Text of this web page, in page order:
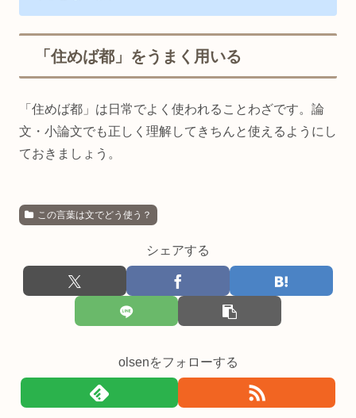
「住めば都」をうまく用いる
「住めば都」は日常でよく使われることわざです。論
文・小論文でも正しく理解してきちんと使えるようにし
ておきましょう。
この言葉は文でどう使う？
シェアする
olsenをフォローする